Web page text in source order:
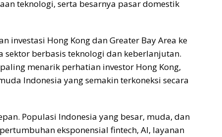
teknologi, serta besarnya pasar domestik
investasi Hong Kong dan Greater Bay Area ke
sektor berbasis teknologi dan keberlanjutan.
menarik perhatian investor Hong Kong,
Indonesia yang semakin terkoneksi secara
Populasi Indonesia yang besar, muda, dan
eksponensial fintech, AI, layanan